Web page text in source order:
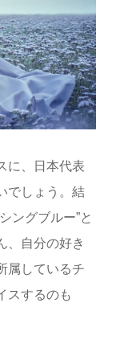
に、日本代表
でしょう。結
ングブルー”と
、自分の好き
属しているチ
スするのも